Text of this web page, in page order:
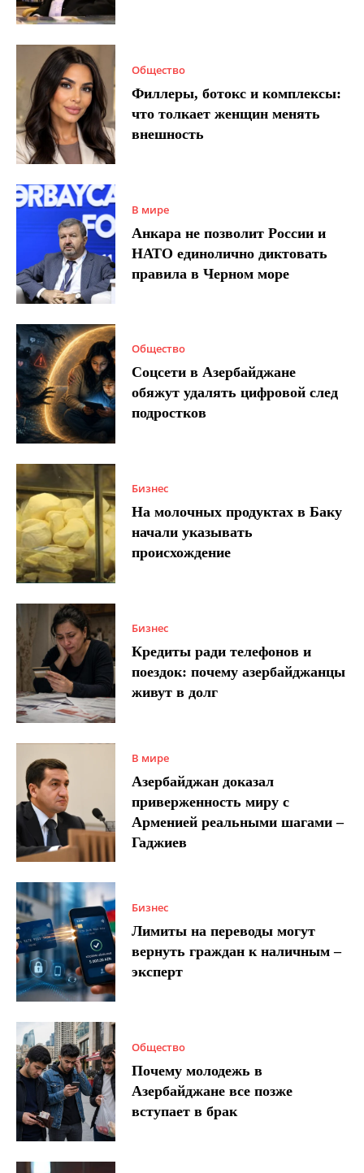
Общество
Филлеры, ботокс и комплексы:
что толкает женщин менять
внешность
В мире
Анкара не позволит России и
НАТО единолично диктовать
правила в Черном море
Общество
Соцсети в Азербайджане
обяжут удалять цифровой след
подростков
Бизнес
На молочных продуктах в Баку
начали указывать
происхождение
Бизнес
Кредиты ради телефонов и
поездок: почему азербайджанцы
живут в долг
В мире
Азербайджан доказал
приверженность миру с
Арменией реальными шагами –
Гаджиев
Бизнес
Лимиты на переводы могут
вернуть граждан к наличным –
эксперт
Общество
Почему молодежь в
Азербайджане все позже
вступает в брак